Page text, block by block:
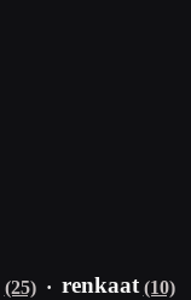
(25) · renkaat (10)